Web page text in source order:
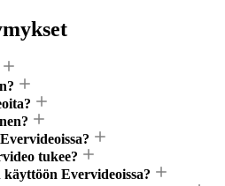
tukee?
Evervideoissa?